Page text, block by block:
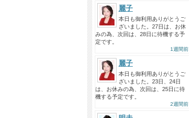
麗子
本日も御利用ありがとうご
ざいました。27日は、お休
みの為、次回は、28日に待機する予
定です。
1週間前
麗子
本日も御利用ありがとうご
ざいました。23日、24日
は、お休みの為、次回は、25日に待
機する予定です。
2週間前